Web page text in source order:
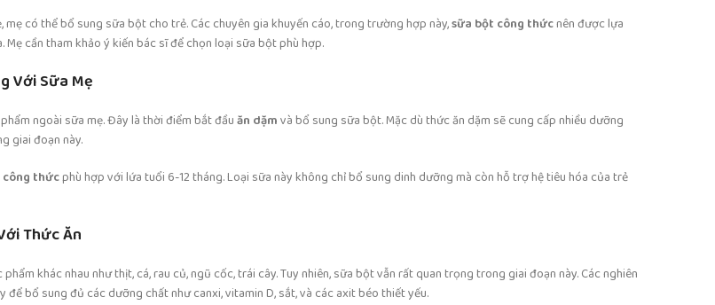
có thể bổ sung sữa bột cho trẻ. Các chuyên gia khuyến cáo, trong trường hợp này,sữa bột công thứcnên được lựa
cần tham khảo ý kiến bác sĩ để chọn loại sữa bột phù hợp.
Với Sữa Mẹ
ngoài sữa mẹ. Đây là thời điểm bắt đầuăn dặmvà bổ sung sữa bột. Mặc dù thức ăn dặm sẽ cung cấp nhiều dưỡng
giai đoạn này.
thứcphù hợp với lứa tuổi 6-12 tháng. Loại sữa này không chỉ bổ sung dinh dưỡng mà còn hỗ trợ hệ tiêu hóa của trẻ
Thức Ăn
khác nhau như thịt, cá, rau củ, ngũ cốc, trái cây. Tuy nhiên, sữa bột vẫn rất quan trọng trong giai đoạn này. Các nghiên
bổ sung đủ các dưỡng chất như canxi, vitamin D, sắt, và các axit béo thiết yếu.